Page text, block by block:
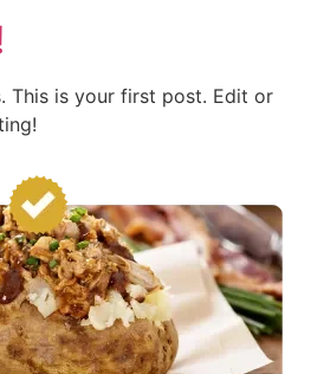
This is your first post. Edit or